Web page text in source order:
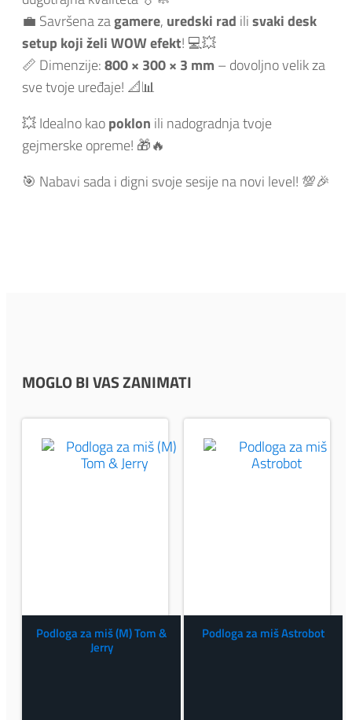
💼 Savršena zagamere, uredski rad ilisvaki desk
setup koji želi WOW efekt! 💻💥
📏 Dimenzije:800 × 300 × 3 mm – dovoljno velik za
sve tvoje uređaje! 📐📊
💥 Idealno kaopoklon ili nadogradnja tvoje
gejmerske opreme! 🎁🔥
🎯 Nabavi sada i digni svoje sesije na novi level! 💯🎉
MOGLO BI VAS ZANIMATI
Podloga za miš (M) Tom &
Jerry
Podloga za miš Astrobot